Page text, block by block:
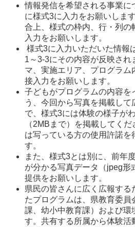
情報発信を希望される事業に
に様式3に入力をお願いしま
合上、様式の枠内、行・列の
入力をお願いします。
1～3-3にその内容が反映され
マ、実施エリア、プログラム
接入力をお願いします。
子どもがプログラムの内容を
う、今回から写真を掲載して
で、様式3には体験の様子が
（2MBまで）を掲載してく
は写っている方の使用許諾を
す。
また、様式3とは別に、前年
が分かる写真データ（jpeg形
提供をお願いします。
県民の皆さんに広く広報する
たプログラムは、県教育委員
課、幼小中教育課）および環
す。共有する所属から体験活